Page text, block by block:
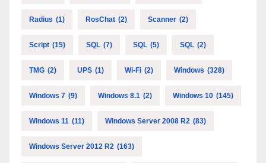
Radius (1) RosChat (2) Scanner (2)
Script (15) SQL (7) SQL (5) SQL (2)
TMG (2) UPS (1) Wi-Fi (2) Windows (328)
Windows 7 (9) Windows 8.1 (2) Windows 10 (145)
Windows 11 (11) Windows Server 2008 R2 (83)
Windows Server 2012 R2 (163)